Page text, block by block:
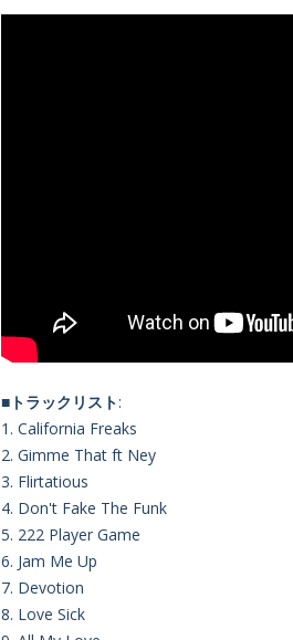
■トラックリスト:
1. California Freaks
2. Gimme That ft Ney
3. Flirtatious
4. Don't Fake The Funk
5. 222 Player Game
6. Jam Me Up
7. Devotion
8. Love Sick